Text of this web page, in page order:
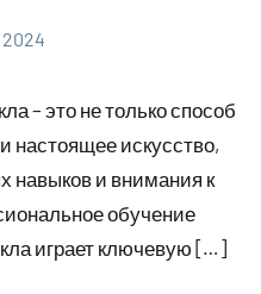
– это не только способ
настоящее искусство,
навыков и внимания к
обучение
играет ключевую […]